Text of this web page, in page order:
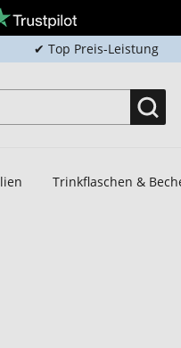
✔ Top Preis-Leistung
Trinkflaschen &